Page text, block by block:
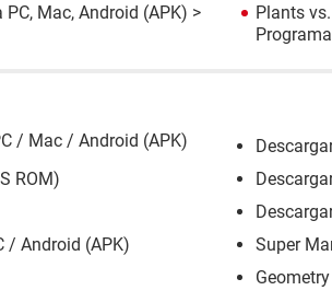
Mac, Android (APK) >
Plants
/ Mac / Android (APK)
ROM)
/ Android (APK)
Super